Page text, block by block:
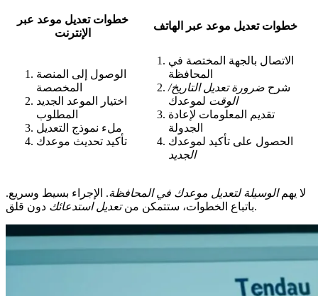
خطوات تعديل موعد عبر
الإنترنت
خطوات تعديل موعد عبر الهاتف
الوصول إلى المنصة
المخصصة
اختيار الموعد الجديد
المطلوب
ملء نموذج التعديل
تأكيد تحديث موعدك
الاتصال بالجهة المختصة في
المحافظة
شرح ضرورة تعديل التاريخ/
الوقت لموعدك
تقديم المعلومات لإعادة
الجدولة
الحصول على تأكيد لموعدك
الجديد
لا يهمالوسيلة لتعديل موعدك في المحافظة. الإجراء بسيط وسريع.
باتباع الخطوات، ستتمكن منتعديل استدعائك دون قلق.